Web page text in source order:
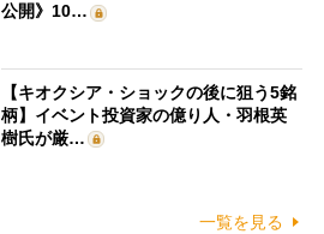
公開》10…
【キオクシア・ショックの後に狙う5銘
柄】イベント投資家の億り人・羽根英
樹氏が厳…
一覧を見る